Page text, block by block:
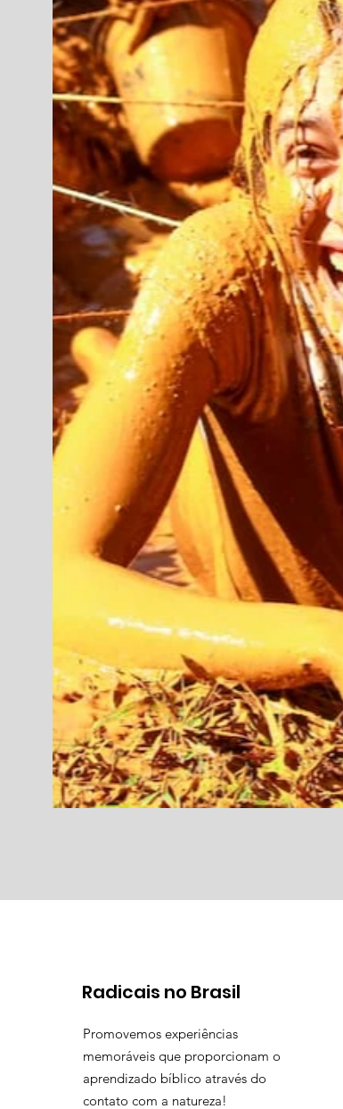
Radicais no Brasil
Promovemos experiências
memoráveis que proporcionam o
aprendizado bíblico através do
contato com a natureza!